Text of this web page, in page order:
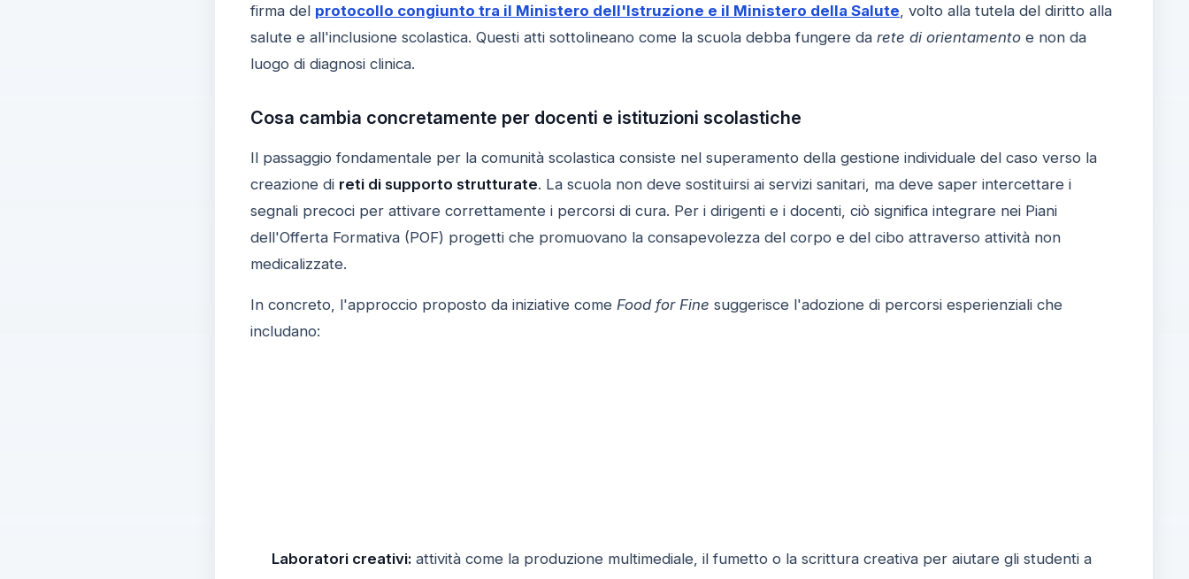
firma del protocollo congiunto tra il Ministero dell'Istruzione e il Ministero della Salute , volto alla tutela del diritto alla
salute e all'inclusione scolastica. Questi atti sottolineano come la scuola debba fungere da rete di orientamentoe non da
luogo di diagnosi clinica.
Cosa cambia concretamente per docenti e istituzioni scolastiche
Il passaggio fondamentale per la comunità scolastica consiste nel superamento della gestione individuale del caso verso la
creazione di reti di supporto strutturate. La scuola non deve sostituirsi ai servizi sanitari, ma deve saper intercettare i
segnali precoci per attivare correttamente i percorsi di cura. Per i dirigenti e i docenti, ciò significa integrare nei Piani
dell'Offerta Formativa (POF) progetti che promuovano la consapevolezza del corpo e del cibo attraverso attività non
medicalizzate.
In concreto, l'approccio proposto da iniziative come Food for Fine suggerisce l'adozione di percorsi esperienziali che
includano:
Laboratori creativi:attività come la produzione multimediale, il fumetto o la scrittura creativa per aiutare gli studenti a